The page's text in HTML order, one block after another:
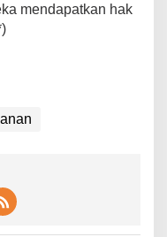
mendapatkan hak